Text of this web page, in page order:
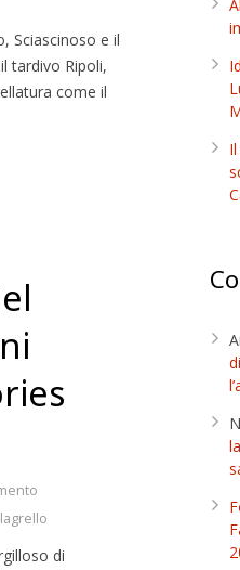
Sciascinoso e il
tardivo Ripoli,
come il
di